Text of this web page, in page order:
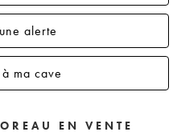
alerte
ma cave
EN VENTE